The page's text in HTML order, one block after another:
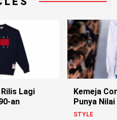
Lagi
an
Kemeja
Punya
STYLE